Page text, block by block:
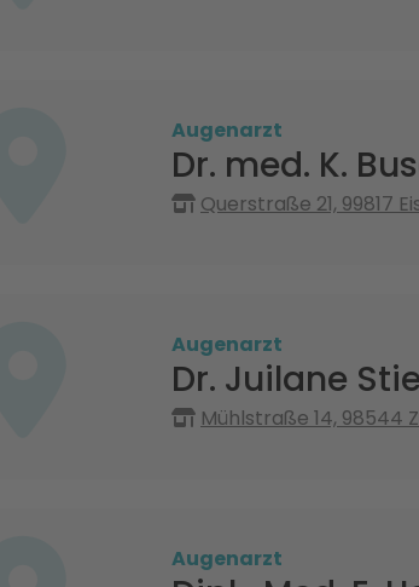
Augenarzt
Dr. med. K.
Querstraße 21, 99817
Augenarzt
Dr. Juilane
Mühlstraße 14, 98544
Augenarzt